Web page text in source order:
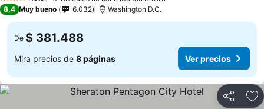
4 Estrellas
8,4 Muy bueno 6.032 Washington D.C.
De $ 381.488
Mira precios de 8 páginas Ver precios
Compartir